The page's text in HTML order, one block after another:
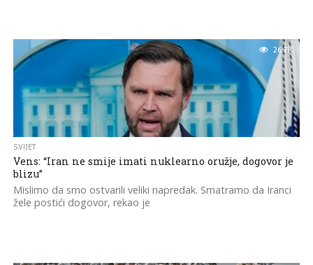
26.7K
SVIJET
Vens: “Iran ne smije imati nuklearno oružje, dogovor je
blizu”
Mislimo da smo ostvarili veliki napredak. Smatramo da Iranci
žele postići dogovor, rekao je